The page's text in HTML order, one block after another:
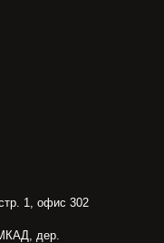
1, офис 302
дер.